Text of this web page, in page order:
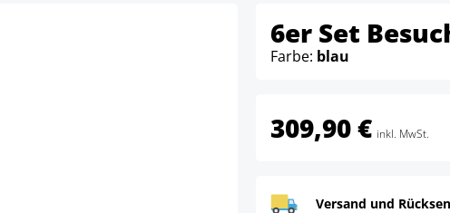
6er Set
Farbe: blau
309,90 € inkl. MwSt.
Versand und